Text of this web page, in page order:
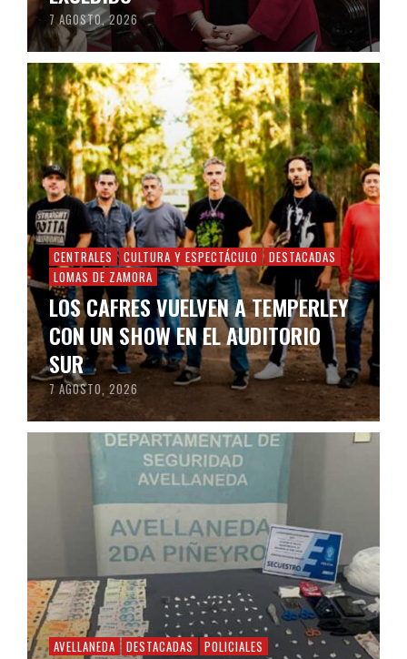
7 AGOSTO, 2026
CENTRALES CULTURA Y ESPECTÁCULO
DESTACADAS
LOMAS DE ZAMORA
LOS CAFRES VUELVEN A TEMPERLEY
CON UN SHOW EN EL AUDITORIO
SUR
7 AGOSTO, 2026
AVELLANEDA DESTACADAS POLICIALES